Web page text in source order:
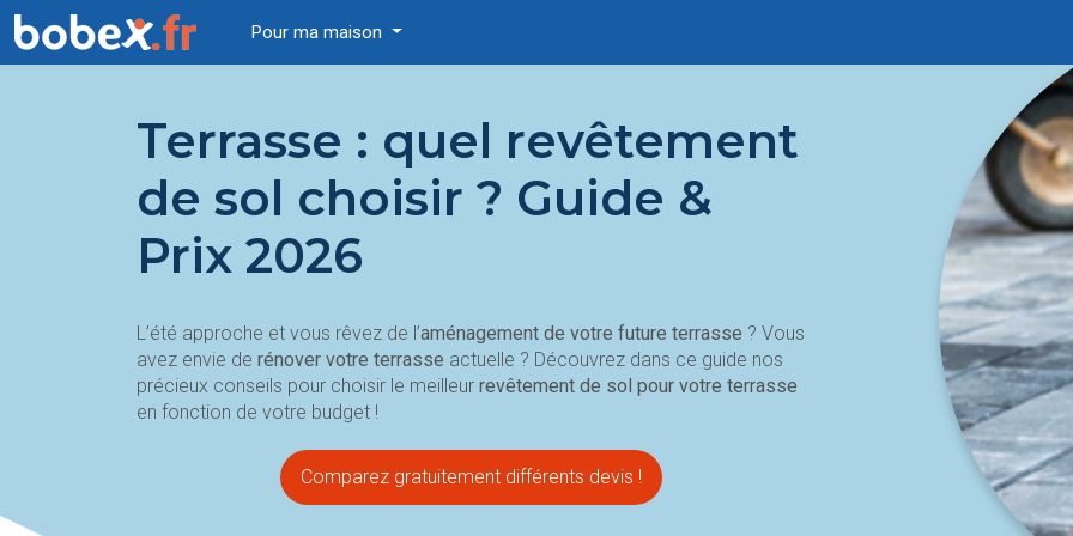
Pour ma maison
Terrasse : quel revêtement
de sol choisir ? Guide &
Prix 2026
L’été approche et vous rêvez de l’aménagement de votre future terrasse ? Vous
avez envie de rénover votre terrasse actuelle ? Découvrez dans ce guide nos
précieux conseils pour choisir le meilleur revêtement de sol pour votre terrasse
en fonction de votre budget !
Comparez gratuitement différents devis !